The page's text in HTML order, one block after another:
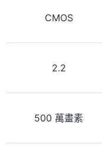
CMOS
2.2
500 萬畫素